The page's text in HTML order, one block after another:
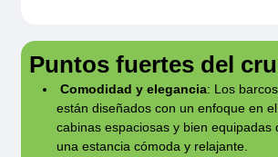
indicándolas en la reserva en
necesidad.
limusina desde y hacia el
estación de tren de la
huéspedes de Owner’s Suite y
Puntos fuertes del
Comodidad y elegancia: Los
están diseñados con un enfoque en
cabinas espaciosas y bien equipadas
una estancia cómoda y relajante.